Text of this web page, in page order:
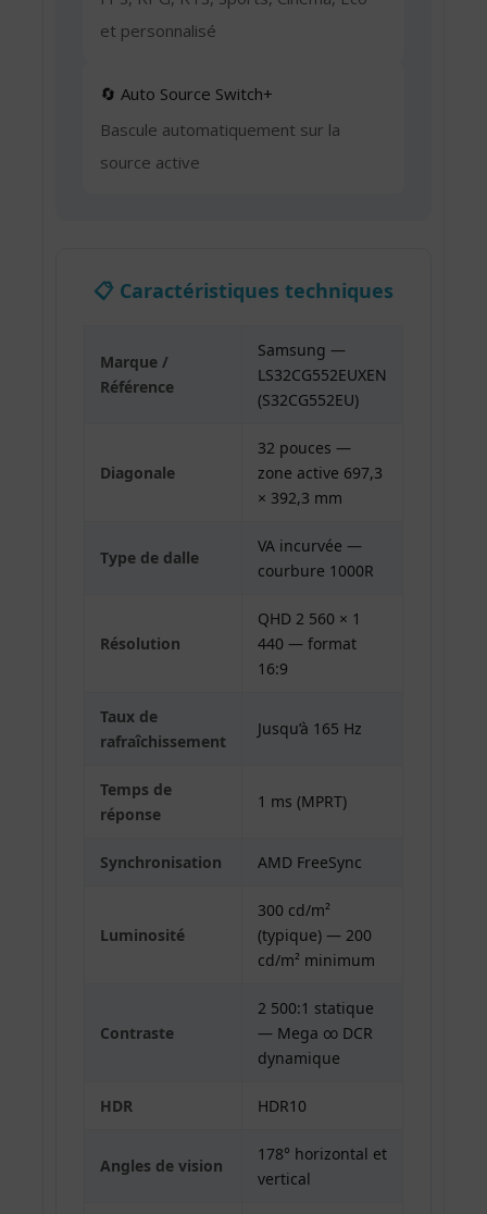
et personnalisé
🔄 Auto Source Switch+
Bascule automatiquement sur la
source active
📋 Caractéristiques techniques
Marque /
Référence
Samsung —
LS32CG552EUXEN
(S32CG552EU)
Diagonale
32 pouces —
zone active 697,3
× 392,3 mm
Type de dalle
VA incurvée —
courbure 1000R
Résolution
QHD 2 560 × 1
440 — format
16:9
Taux de
rafraîchissement
Jusqu’à 165 Hz
Temps de
réponse
1 ms (MPRT)
Synchronisation AMD FreeSync
Luminosité
300 cd/m²
(typique) — 200
cd/m² minimum
Contraste
2 500:1 statique
— Mega ∞ DCR
dynamique
HDR HDR10
Angles de vision
178° horizontal et
vertical